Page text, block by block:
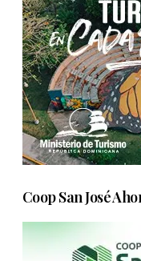
Coop San José